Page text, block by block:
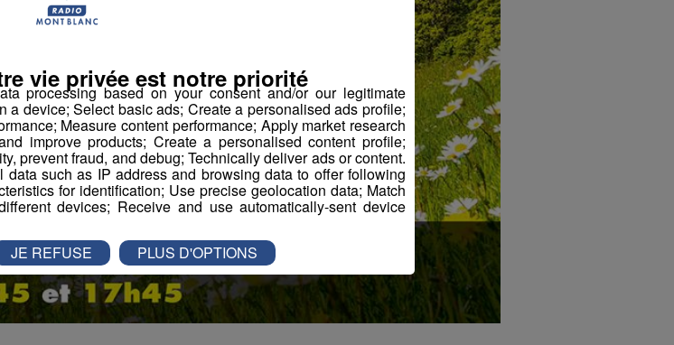
processing based on your consent and/or our legitimate
a device; Select basic ads; Create a personalised ads profile;
Measure content performance; Apply market research
improve products; Create a personalised content profile;
prevent fraud, and debug; Technically deliver ads or content.
such as IP address and browsing data to offer following
for identification; Use precise geolocation data; Match
devices; Receive and use automatically-sent device
vie privée est notre priorité
JE REFUSE PLUS D'OPTIONS